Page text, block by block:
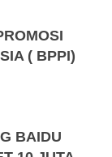
( BPPI)
BAIDU